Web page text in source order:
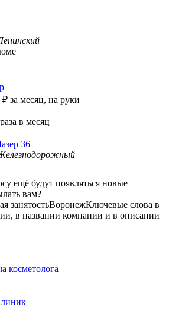
₽ за месяц, на руки
в месяц
36
ещё будут появляться новые
вам?
занятостьВоронежКлючевые слова в
в названии компании и в описании
косметолога